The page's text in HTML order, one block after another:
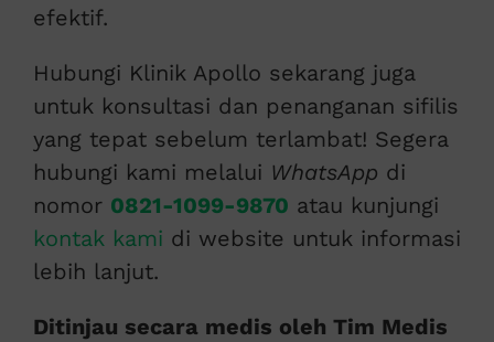
efektif.
Hubungi Klinik Apollo sekarang juga
untuk konsultasi dan penanganan sifilis
yang tepat sebelum terlambat! Segera
hubungi kami melalui WhatsApp di
nomor 0821-1099-9870 atau kunjungi
kontak kami di website untuk informasi
lebih lanjut.
Ditinjau secara medis oleh Tim Medis